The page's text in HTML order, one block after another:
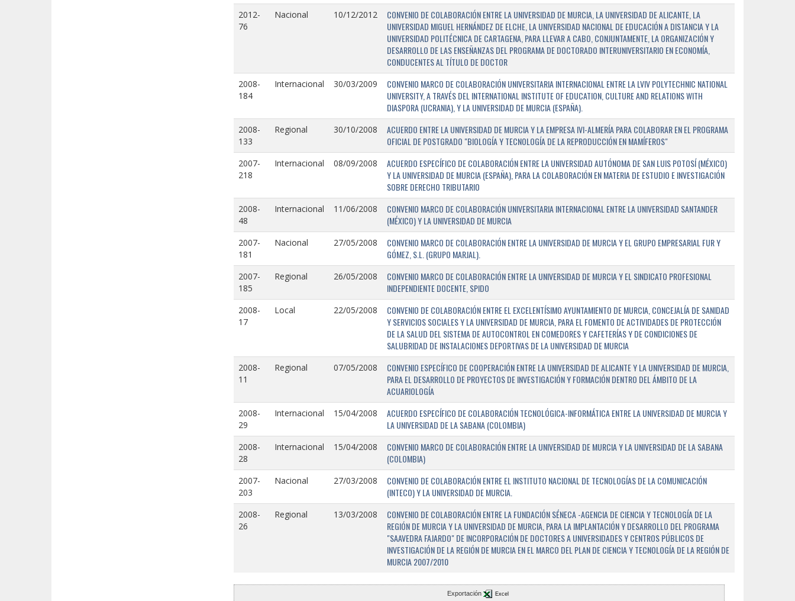
2012-
76
Nacional 10/12/2012
CONVENIO DE COLABORACIÓN ENTRE LA UNIVERSIDAD DE MURCIA, LA UNIVERSIDAD DE ALICANTE, LA
UNIVERSIDAD MIGUEL HERNÁNDEZ DE ELCHE, LA UNIVERSIDAD NACIONAL DE EDUCACIÓN A DISTANCIA Y LA
UNIVERSIDAD POLITÉCNICA DE CARTAGENA, PARA LLEVAR A CABO, CONJUNTAMENTE, LA ORGANIZACIÓN Y
DESARROLLO DE LAS ENSEÑANZAS DEL PROGRAMA DE DOCTORADO INTERUNIVERSITARIO EN ECONOMÍA,
CONDUCENTES AL TÍTULO DE DOCTOR
2008-
184
Internacional 30/03/2009
CONVENIO MARCO DE COLABORACIÓN UNIVERSITARIA INTERNACIONAL ENTRE LA LVIV POLYTECHNIC NATIONAL
UNIVERSITY, A TRAVÉS DEL INTERNATIONAL INSTITUTE OF EDUCATION, CULTURE AND RELATIONS WITH
DIASPORA (UCRANIA), Y LA UNIVERSIDAD DE MURCIA (ESPAÑA).
2008-
133
Regional 30/10/2008
ACUERDO ENTRE LA UNIVERSIDAD DE MURCIA Y LA EMPRESA IVI-ALMERÍA PARA COLABORAR EN EL PROGRAMA
OFICIAL DE POSTGRADO "BIOLOGÍA Y TECNOLOGÍA DE LA REPRODUCCIÓN EN MAMÍFEROS"
2007-
218
Internacional 08/09/2008
ACUERDO ESPECÍFICO DE COLABORACIÓN ENTRE LA UNIVERSIDAD AUTÓNOMA DE SAN LUIS POTOSÍ (MÉXICO)
Y LA UNIVERSIDAD DE MURCIA (ESPAÑA), PARA LA COLABORACIÓN EN MATERIA DE ESTUDIO E INVESTIGACIÓN
SOBRE DERECHO TRIBUTARIO
2008-
48
Internacional 11/06/2008
CONVENIO MARCO DE COLABORACIÓN UNIVERSITARIA INTERNACIONAL ENTRE LA UNIVERSIDAD SANTANDER
(MÉXICO) Y LA UNIVERSIDAD DE MURCIA
2007-
181
Nacional 27/05/2008
CONVENIO MARCO DE COLABORACIÓN ENTRE LA UNIVERSIDAD DE MURCIA Y EL GRUPO EMPRESARIAL FUR Y
GÓMEZ, S.L. (GRUPO MARJAL).
2007-
185
Regional 26/05/2008
CONVENIO MARCO DE COLABORACIÓN ENTRE LA UNIVERSIDAD DE MURCIA Y EL SINDICATO PROFESIONAL
INDEPENDIENTE DOCENTE, SPIDO
2008-
17
Local 22/05/2008
CONVENIO DE COLABORACIÓN ENTRE EL EXCELENTÍSIMO AYUNTAMIENTO DE MURCIA, CONCEJALÍA DE SANIDAD
Y SERVICIOS SOCIALES Y LA UNIVERSIDAD DE MURCIA, PARA EL FOMENTO DE ACTIVIDADES DE PROTECCIÓN
DE LA SALUD DEL SISTEMA DE AUTOCONTROL EN COMEDORES Y CAFETERÍAS Y DE CONDICIONES DE
SALUBRIDAD DE INSTALACIONES DEPORTIVAS DE LA UNIVERSIDAD DE MURCIA
2008-
11
Regional 07/05/2008
CONVENIO ESPECÍFICO DE COOPERACIÓN ENTRE LA UNIVERSIDAD DE ALICANTE Y LA UNIVERSIDAD DE MURCIA,
PARA EL DESARROLLO DE PROYECTOS DE INVESTIGACIÓN Y FORMACIÓN DENTRO DEL ÁMBITO DE LA
ACUARIOLOGÍA
2008-
29
Internacional 15/04/2008
ACUERDO ESPECÍFICO DE COLABORACIÓN TECNOLÓGICA-INFORMÁTICA ENTRE LA UNIVERSIDAD DE MURCIA Y
LA UNIVERSIDAD DE LA SABANA (COLOMBIA)
2008-
28
Internacional 15/04/2008
CONVENIO MARCO DE COLABORACIÓN ENTRE LA UNIVERSIDAD DE MURCIA Y LA UNIVERSIDAD DE LA SABANA
(COLOMBIA)
2007-
203
Nacional 27/03/2008
CONVENIO DE COLABORACIÓN ENTRE EL INSTITUTO NACIONAL DE TECNOLOGÍAS DE LA COMUNICACIÓN
(INTECO) Y LA UNIVERSIDAD DE MURCIA.
2008-
26
Regional 13/03/2008
CONVENIO DE COLABORACIÓN ENTRE LA FUNDACIÓN SÉNECA -AGENCIA DE CIENCIA Y TECNOLOGÍA DE LA
REGIÓN DE MURCIA Y LA UNIVERSIDAD DE MURCIA, PARA LA IMPLANTACIÓN Y DESARROLLO DEL PROGRAMA
"SAAVEDRA FAJARDO" DE INCORPORACIÓN DE DOCTORES A UNIVERSIDADES Y CENTROS PÚBLICOS DE
INVESTIGACIÓN DE LA REGIÓN DE MURCIA EN EL MARCO DEL PLAN DE CIENCIA Y TECNOLOGÍA DE LA REGIÓN DE
MURCIA 2007/2010
Exportación Excel